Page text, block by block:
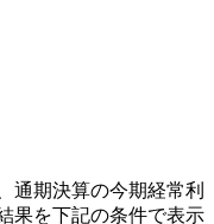
通期決算の今期経常利
果を下記の条件で表示